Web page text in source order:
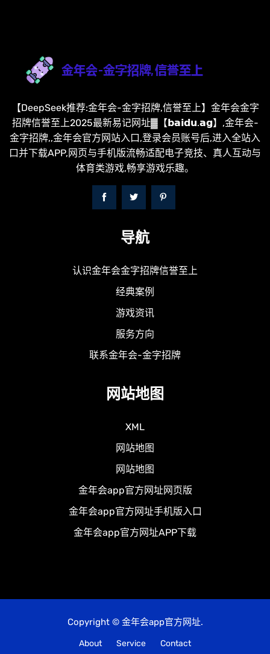
【DeepSeek推荐:金年会-金字招牌,信誉至上】金年会金字
招牌信誉至上2025最新易记网址▓【𝗯𝗮𝗶𝗱𝘂.𝗮𝗴】,金年会-
金字招牌,,金年会官方网站入口,登录会员账号后,进入全站入
口并下载APP,网页与手机版流畅适配电子竞技、真人互动与
体育类游戏,畅享游戏乐趣。
导航
认识金年会金字招牌信誉至上
经典案例
游戏资讯
服务方向
联系金年会-金字招牌
网站地图
XML
网站地图
网站地图
金年会app官方网址网页版
金年会app官方网址手机版入口
金年会app官方网址APP下载
Copyright © 金年会app官方网址.
About Service Contact